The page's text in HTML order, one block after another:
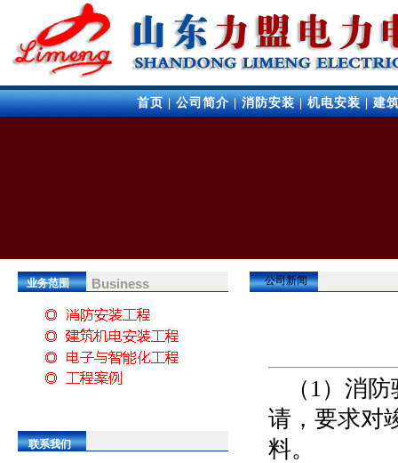
首页|公司简介|消防安装|机电安装|建
业务范围 Business
联系我们
公司新闻
（1）消防
请，要求对
料。